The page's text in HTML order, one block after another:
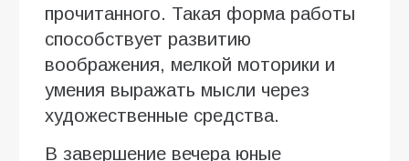
прочитанного. Такая форма работы
способствует развитию
воображения, мелкой моторики и
умения выражать мысли через
художественные средства.
В завершение вечера юные